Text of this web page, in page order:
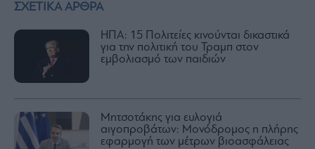
ΣΧΕΤΙΚΑ ΑΡΘΡΑ
ΗΠΑ: 15 Πολιτείες κινούνται δικαστικά
για την πολιτική του Τραμπ στον
εμβολιασμό των παιδιών
Μητσοτάκης για ευλογιά
αιγοπροβάτων: Μονόδρομος η πλήρης
εφαρμογή των μέτρων βιοασφάλειας